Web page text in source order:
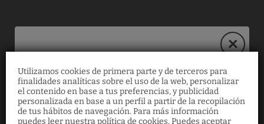
Utilizamos cookies de primera parte y de terceros para
finalidades analíticas sobre el uso de la web, personalizar
el contenido en base a tus preferencias, y publicidad
personalizada en base a un perfil a partir de la recopilación
de tus hábitos de navegación. Para más información
puedes leer nuestra política de cookies. Puedes aceptar
¡Reserva en nuestra
web y ahorra un 10%!